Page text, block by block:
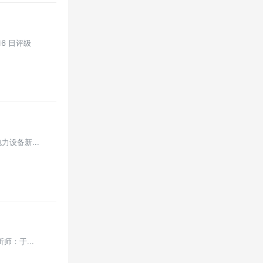
日评级
设备新...
师：于...